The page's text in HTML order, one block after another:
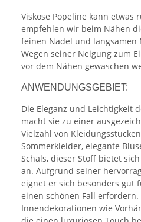
Viskose Popeline kann etwas
empfehlen wir beim Nähen
feinen Nadel und langsamen
Wegen seiner Neigung zum
vor dem Nähen gewaschen
ANWENDUNGSGEBIET:
Die Eleganz und Leichtigkeit
macht sie zu einer
Vielzahl von
Sommerkleider, elegante
Schals, dieser Stoff bietet
an. Aufgrund seiner
eignet er sich besonders gut
einen schönen Fall
Innendekorationen wie